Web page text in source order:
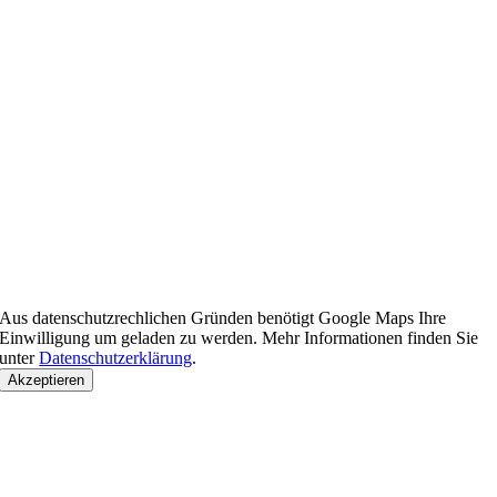
Aus datenschutzrechlichen Gründen benötigt Google Maps Ihre
Einwilligung um geladen zu werden. Mehr Informationen finden Sie
unterDatenschutzerklärung.
Akzeptieren